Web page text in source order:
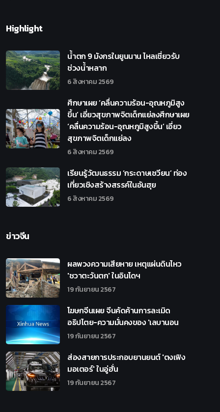
Highlight
น้ำตก 9 มังกรในยูนนาน ไหลเชี่ยวรับ
ช่วงน้ำหลาก
6 สิงหาคม 2569
ศึกษาเผย ‘คลื่นความร้อน-อุณหภูมิสูง
ขึ้น’ เอี่ยวสุขภาพจิตเด็กแย่ลงศึกษาเผย
‘คลื่นความร้อน-อุณหภูมิสูงขึ้น’ เอี่ยว
สุขภาพจิตเด็กแย่ลง
6 สิงหาคม 2569
เรียนรู้วัฒนธรรม ‘กระดาษเซวียน’ ท่อง
เที่ยวเชิงสร้างสรรค์ในอันฮุย
6 สิงหาคม 2569
ข่าวจีน
ผลพวงความเสียหาย เหตุแผ่นดินไหว
'ชวาตะวันตก' ในอินโดฯ
19 กันยายน 2567
โฆษกจีนเผย จีนคัดค้านการละเมิด
อธิปไตย-ความมั่นคงของ 'เลบานอน
19 กันยายน 2567
ส่องสายการประกอบยานยนต์ 'ตงเฟิง
มอเตอร์' ในอู่ฮั่น
19 กันยายน 2567